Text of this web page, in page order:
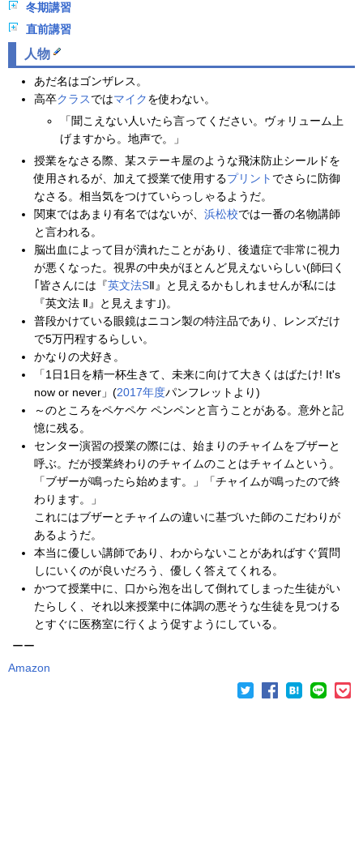
冬期講習
直前講習
人物
あだ名はゴンザレス。
高卒クラスではマイクを使わない。
「聞こえない人いたら言ってください。ヴォリューム上
げますから。地声で。」
授業をなさる際、某ステーキ屋のような飛沫防止シールドを
使用されるが、加えて授業で使用するプリント でさらに防御
なさる。相当気をつけていらっしゃるようだ。
関東ではあまり有名ではないが、 浜松校では一番の名物講師
と言われる。
脳出血によって目が潰れたことがあり、後遺症で非常に視力
が悪くなった。視界の中央がほとんど見えないらしい(師曰く
｢皆さんには『英文法SⅡ』と見えるかもしれませんが私には
『英文法 Ⅱ』と見えます｣)。
普段かけている眼鏡はニコン製の特注品であり、レンズだけ
で5万円程するらしい。
かなりの犬好き。
「1日1日を精一杯生きて、未来に向けて大きくはばたけ! It's
now or never」(2017年度パンフレットより)
～のところをペケペケ ペンペンと言うことがある。意外と記
憶に残る。
センター演習の授業の際には、始まりのチャイムをブザーと
呼ぶ。だが授業終わりのチャイムのことはチャイムという。
「ブザーが鳴ったら始めます。」「チャイムが鳴ったので終
わります。」
これにはブザーとチャイムの違いに基づいた師のこだわりが
あるようだ。
本当に優しい講師であり、わからないことがあればすぐ質問
しにいくのが良いだろう、優しく答えてくれる。
かつて授業中に、口から泡を出して倒れてしまった生徒がい
たらしく、それ以来授業中に体調の悪そうな生徒を見つける
とすぐに医務室に行くよう促すようにしている。
ーー
Amazon